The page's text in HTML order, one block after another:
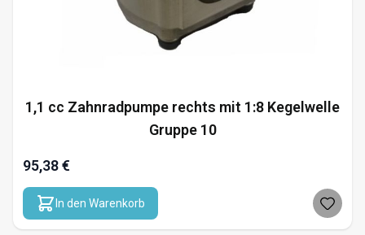
1,1 cc Zahnradpumpe rechts mit 1:8 Kegelwelle
Gruppe 10
95,38 €
In den Warenkorb